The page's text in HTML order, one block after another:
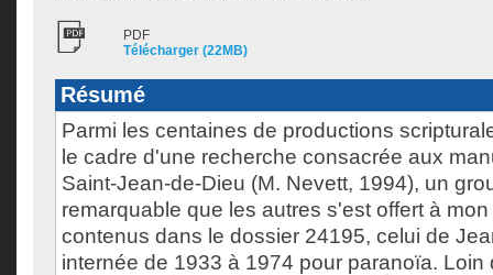
PDF
Télécharger (22MB)
Résumé
Parmi les centaines de productions
le cadre d'une recherche consacrée aux
Saint-Jean-de-Dieu (M. Nevett, 1994), un
remarquable que les autres s'est offert à
contenus dans le dossier 24195, celui de
internée de 1933 à 1974 pour paranoïa. Loin